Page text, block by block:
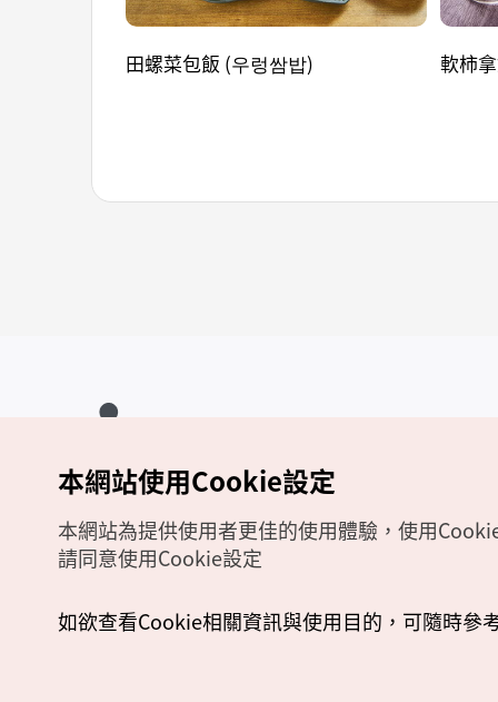
田螺菜包飯 (우렁쌈밥) 軟柿
Copyrights (c) 韓國觀光公社版權所有
如有相關疑問或建議，歡迎來信至官方信箱
本網站使用Cookie設定
本網站為提供使用者更佳的使用體驗，使用
請同意使用Cookie設定
如欲查看Cookie相關資訊與使用目的，可隨時參